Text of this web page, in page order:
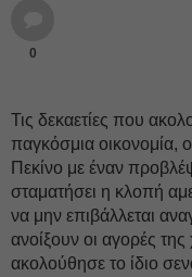
0
Τις δεκαετίες που
παγκόσμια οικονομία,
Πεκίνο με έναν
σταματήσει η κλοπή
να μην επιβάλλεται
ανοίξουν οι αγορές
ακολούθησε το ίδιο